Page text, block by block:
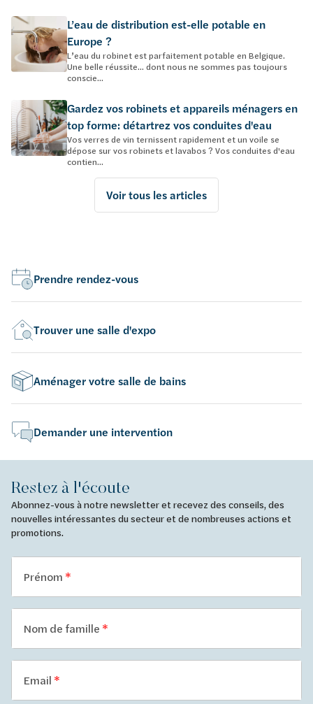
L’eau de distribution est-elle potable en
Europe ?
L’eau du robinet est parfaitement potable en Belgique.
Une belle réussite… dont nous ne sommes pas toujours
conscie...
Gardez vos robinets et appareils ménagers en
top forme: détartrez vos conduites d'eau
Vos verres de vin ternissent rapidement et un voile se
dépose sur vos robinets et lavabos ? Vos conduites d'eau
contien...
Voir tous les articles
Prendre rendez-vous
Trouver une salle d'expo
Aménager votre salle de bains
Demander une intervention
Restez à l'écoute
Abonnez-vous à notre newsletter et recevez des conseils, des
nouvelles intéressantes du secteur et de nombreuses actions et
promotions.
Prénom
Nom de famille
Email